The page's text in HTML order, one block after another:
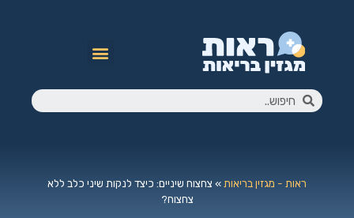
ראות - מגזין בריאות» צחצוח שיניים: כיצד לנקות שיני כלב ללא
צחצוח?